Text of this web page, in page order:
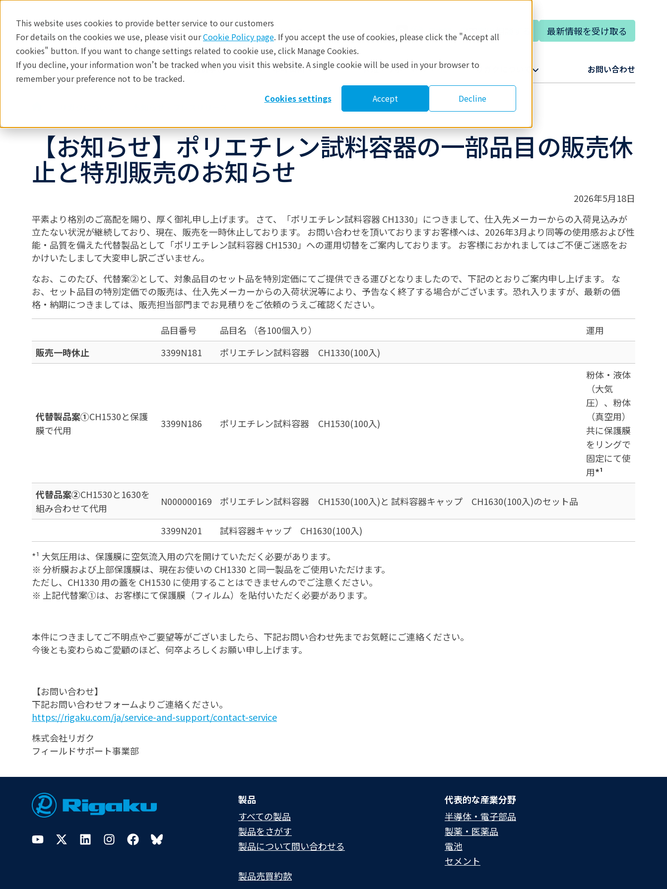
This website uses cookies to provide better service to our customers
For details on the cookies we use, please visit ourCookie Policy page. If you accept the use of cookies, please click the "Accept all
cookies" button. If you want to change settings related to cookie use, click Manage Cookies.
If you decline, your information won’t be tracked when you visit this website. A single cookie will be used in your browser to
remember your preference not to be tracked.
Cookies settings
Accept Decline
日本語 専門家に相談する 最新情報を受け取る
製品 産業分野​ 分析手法​ 参考資料 修理・サポート リガクについて​ お問い合わせ​
【お知らせ】ポリエチレン試料容器の一部品目の販売休
止と特別販売のお知らせ
2026年5月18日
平素より格別のご高配を賜り、厚く御礼申し上げます。 さて、「ポリエチレン試料容器 CH1330」につきまして、仕入先メーカーからの入荷見込みが
立たない状況が継続しており、現在、販売を一時休止しております。 お問い合わせを頂いておりますお客様へは、2026年3月より同等の使用感および性
能・品質を備えた代替製品として「ポリエチレン試料容器 CH1530」への運用切替をご案内しております。 お客様におかれましてはご不便ご迷惑をお
かけいたしまして大変申し訳ございません。
なお、このたび、代替案②として、対象品目のセット品を特別定価にてご提供できる運びとなりましたので、下記のとおりご案内申し上げます。 な
お、セット品目の特別定価での販売は、仕入先メーカーからの入荷状況等により、予告なく終了する場合がございます。恐れ入りますが、最新の価
格・納期につきましては、販売担当部門までお見積りをご依頼のうえご確認ください。
品目番号
品目名 （各100個入り）
運用
販売一時休止
3399N181 ポリエチレン試料容器 CH1330(100入)
代替製品案①CH1530と保護
膜で代用
3399N186 ポリエチレン試料容器 CH1530(100入)
粉体・液体
（大気
圧）、粉体
（真空用）
共に保護膜
をリングで
固定にて使
用*¹
代替品案②CH1530と1630を
組み合わせて代用
N000000169 ポリエチレン試料容器 CH1530(100入)と 試料容器キャップ CH1630(100入)のセット品
3399N201
試料容器キャップ CH1630(100入)
*¹ 大気圧用は、保護膜に空気流入用の穴を開けていただく必要があります。
※ 分析膜および上部保護膜は、現在お使いの CH1330 と同一製品をご使用いただけます。
ただし、CH1330 用の蓋を CH1530 に使用することはできませんのでご注意ください。
※ 上記代替案①は、お客様にて保護膜（フィルム）を貼付いただく必要があります。
本件につきましてご不明点やご要望等がございましたら、下記お問い合わせ先までお気軽にご連絡ください。
今後とも変わらぬご愛顧のほど、何卒よろしくお願い申し上げます。
【お問い合わせ】
下記お問い合わせフォームよりご連絡ください。
https://rigaku.com/ja/service-and-support/contact-service
株式会社リガク
フィールドサポート事業部
Footer
YouTubeTwitterLinkedInInstagramFacebookBluesky
製品
すべての製品
製品をさがす
製品について問い合わせる​
製品売買約款
代表的な産業分野
半導体・電子部品
製薬・医薬品
電池
セメント